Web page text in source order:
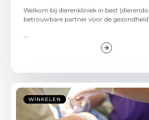
Welkom bij dierenkliniek in best
betrouwbare partner voor de
...
WINKELEN